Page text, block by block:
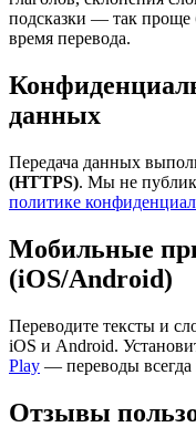
подсказки — так
время перевода.
данных
Передача данных
(HTTPS). Мы не
политике
Мобильные
(iOS/Android)
Переводите тексты и
iOS и Android.
Play — переводы всегда
Отзывы